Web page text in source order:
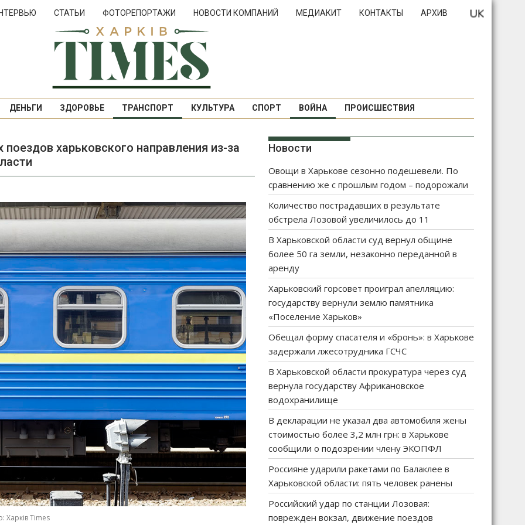
СТАТЬИ ФОТОРЕПОРТАЖИ НОВОСТИ КОМПАНИЙ МЕДИАКИТ КОНТАКТЫ АРХИВ
ДЕНЬГИ ЗДОРОВЬЕ ТРАНСПОРТ КУЛЬТУРА СПОРТ ВОЙНА ПРОИСШЕСТВИЯ
харьковского направления из-за
Харків Times
Новости
Овощи в Харькове сезонно подешевели. По
сравнению же с прошлым годом – подорожали
Количество пострадавших в результате
обстрела Лозовой увеличилось до 11
В Харьковской области суд вернул общине
более 50 га земли, незаконно переданной в
аренду
Харьковский горсовет проиграл апелляцию:
государству вернули землю памятника
«Поселение Харьков»
Обещал форму спасателя и «бронь»: в Харькове
задержали лжесотрудника ГСЧС
В Харьковской области прокуратура через суд
вернула государству Африкановское
водохранилище
В декларации не указал два автомобиля жены
стоимостью более 3,2 млн грн: в Харькове
сообщили о подозрении члену ЭКОПФЛ
Россияне ударили ракетами по Балаклее в
Харьковской области: пять человек ранены
Российский удар по станции Лозовая:
поврежден вокзал, движение поездов